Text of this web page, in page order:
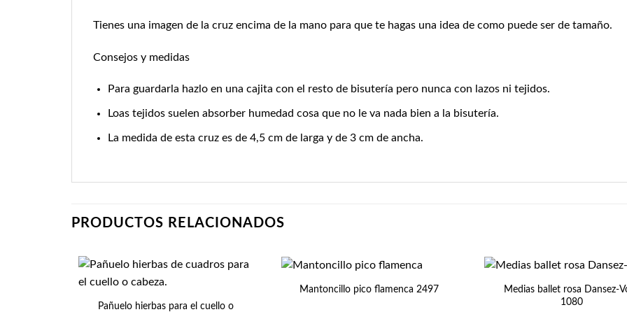
Tienes una imagen de la cruz encima de la mano para que te hagas una idea de como puede ser de tamaño.
Consejos y medidas
Para guardarla hazlo en una cajita con el resto de bisutería pero nunca con lazos ni tejidos.
Loas tejidos suelen absorber humedad cosa que no le va nada bien a la bisutería.
La medida de esta cruz es de 4,5 cm de larga y de 3 cm de ancha.
PRODUCTOS RELACIONADOS
Pañuelo hierbas para el cuello o
+
Mantoncillo pico flamenca 2497
+
Medias ballet rosa Dansez-
1080